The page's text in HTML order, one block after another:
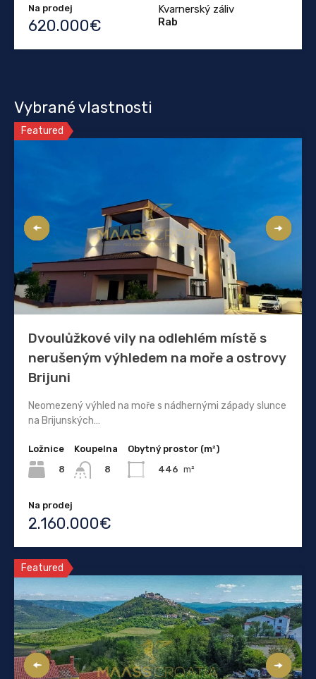
Na prodej
620.000€
Kvarnerský záliv
Rab
Vybrané vlastnosti
Featured
Dvoulůžkové vily na odlehlém místě s
nerušeným výhledem na moře a ostrovy
Brijuni
Neomezený výhled na moře s nádhernými západy slunce
na Brijunských…
Ložnice
8
Koupelna
8
Obytný prostor (m²)
446 m²
Na prodej
2.160.000€
Featured